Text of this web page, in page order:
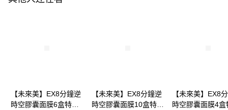
【未來美】EX8分鐘逆
時空膠囊面膜6盒特惠
【未來美】EX8分鐘逆
時空膠囊面膜10盒特惠
【未來美】EX8
時空膠囊面膜4盒